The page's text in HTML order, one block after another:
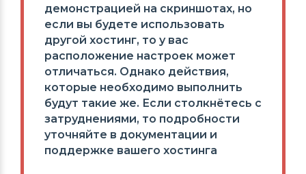
демонстрацией на скриншотах, но
если вы будете использовать
другой хостинг, то у вас
расположение настроек может
отличаться. Однако действия,
которые необходимо выполнить
будут такие же. Если столкнётесь с
затруднениями, то подробности
уточняйте в документации и
поддержке вашего хостинга